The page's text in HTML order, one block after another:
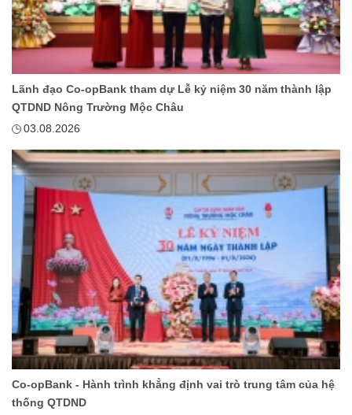
Lãnh đạo Co-opBank tham dự Lễ kỷ niệm 30 năm thành lập
QTDND Nông Trường Mộc Châu
03.08.2026
Co-opBank - Hành trình khẳng định vai trò trung tâm của hệ
thống QTDND